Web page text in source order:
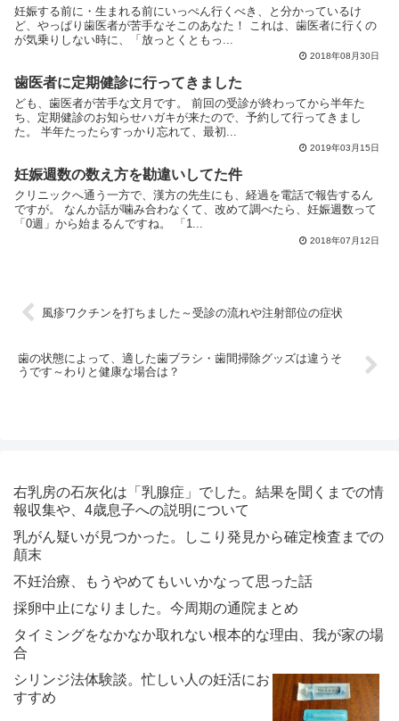
妊娠する前に・生まれる前にいっぺん行くべき、と分かっているけ
ど、やっぱり歯医者が苦手なそこのあなた！ これは、歯医者に行くの
が気乗りしない時に、「放っとくともっ...
2018年08月30日
歯医者に定期健診に行ってきました
ども、歯医者が苦手な文月です。 前回の受診が終わってから半年た
ち、定期健診のお知らせハガキが来たので、予約して行ってきまし
た。 半年たったらすっかり忘れて、最初...
2019年03月15日
妊娠週数の数え方を勘違いしてた件
クリニックへ通う一方で、漢方の先生にも、経過を電話で報告するん
ですが。 なんか話が噛み合わなくて、改めて調べたら、妊娠週数って
「0週」から始まるんですね。 「1...
2018年07月12日
風疹ワクチンを打ちました～受診の流れや注射部位の症状
歯の状態によって、適した歯ブラシ・歯間掃除グッズは違うそ
うです～わりと健康な場合は？
右乳房の石灰化は「乳腺症」でした。結果を聞くまでの情
報収集や、4歳息子への説明について
乳がん疑いが見つかった。しこり発見から確定検査までの
顛末
不妊治療、もうやめてもいいかなって思った話
採卵中止になりました。今周期の通院まとめ
タイミングをなかなか取れない根本的な理由、我が家の場
合
シリンジ法体験談。忙しい人の妊活にお
すすめ